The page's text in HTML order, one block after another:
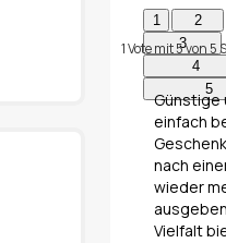
1Vote mit5von 5
Günstige
einfach
nach
wieder
Vielfalt